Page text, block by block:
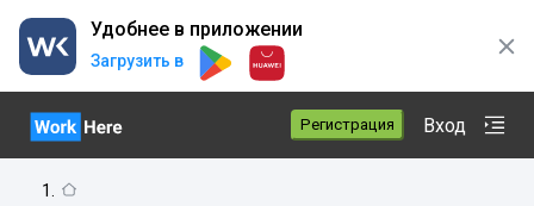
Удобнее в приложении
Загрузить в
Регистрация Вход